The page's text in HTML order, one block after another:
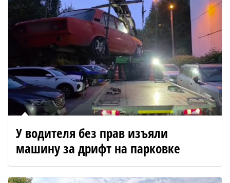
У водителя без прав изъяли
машину за дрифт на парковке